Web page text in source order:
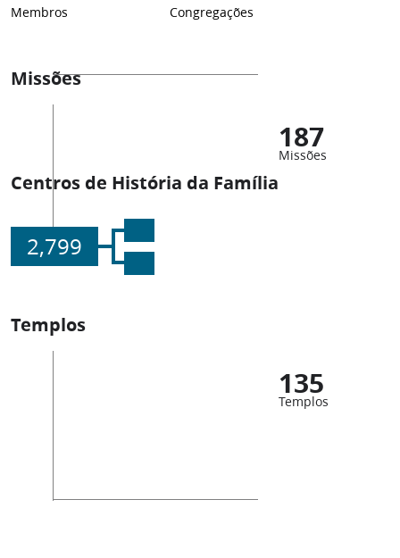
Membros Congregações
Missões
187
Missões
Centros de História da Família
2,799
Templos
135
Templos